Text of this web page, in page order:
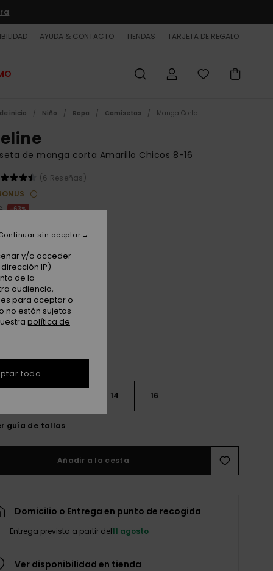
AYUDA & CONTACTO TIENDAS TARJETA DE REGALO
inicio Niño Ropa Camisetas Manga Corta
de manga corta Amarillo Chicos 8-16
(6 Reseñas)
63%
PROMO -25% EXTRA
Yellow
14 16
guía de tallas
Añadir a la cesta
Domicilio o Entrega en punto de recogida
Entrega prevista a partir del11 agosto
Ver disponibilidad en tienda
y/o acceder
IP)
de la
audiencia,
para aceptar o
no están sujetas
política de
sin aceptar
todo